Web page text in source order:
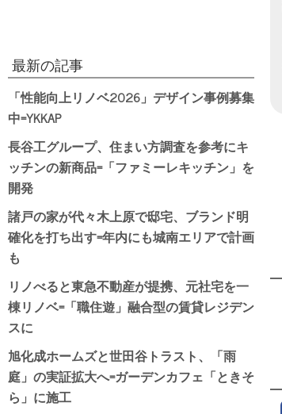
最新の記事
「性能向上リノベ2026」デザイン事例募集
中=YKKAP
長谷工グループ、住まい方調査を参考にキ
ッチンの新商品=「ファミーレキッチン」を
開発
諸戸の家が代々木上原で邸宅、ブランド明
確化を打ち出す=年内にも城南エリアで計画
も
リノべると東急不動産が提携、元社宅を一
棟リノベ=「職住遊」融合型の賃貸レジデン
スに
旭化成ホームズと世田谷トラスト、「雨
庭」の実証拡大へ=ガーデンカフェ「ときそ
ら」に施工